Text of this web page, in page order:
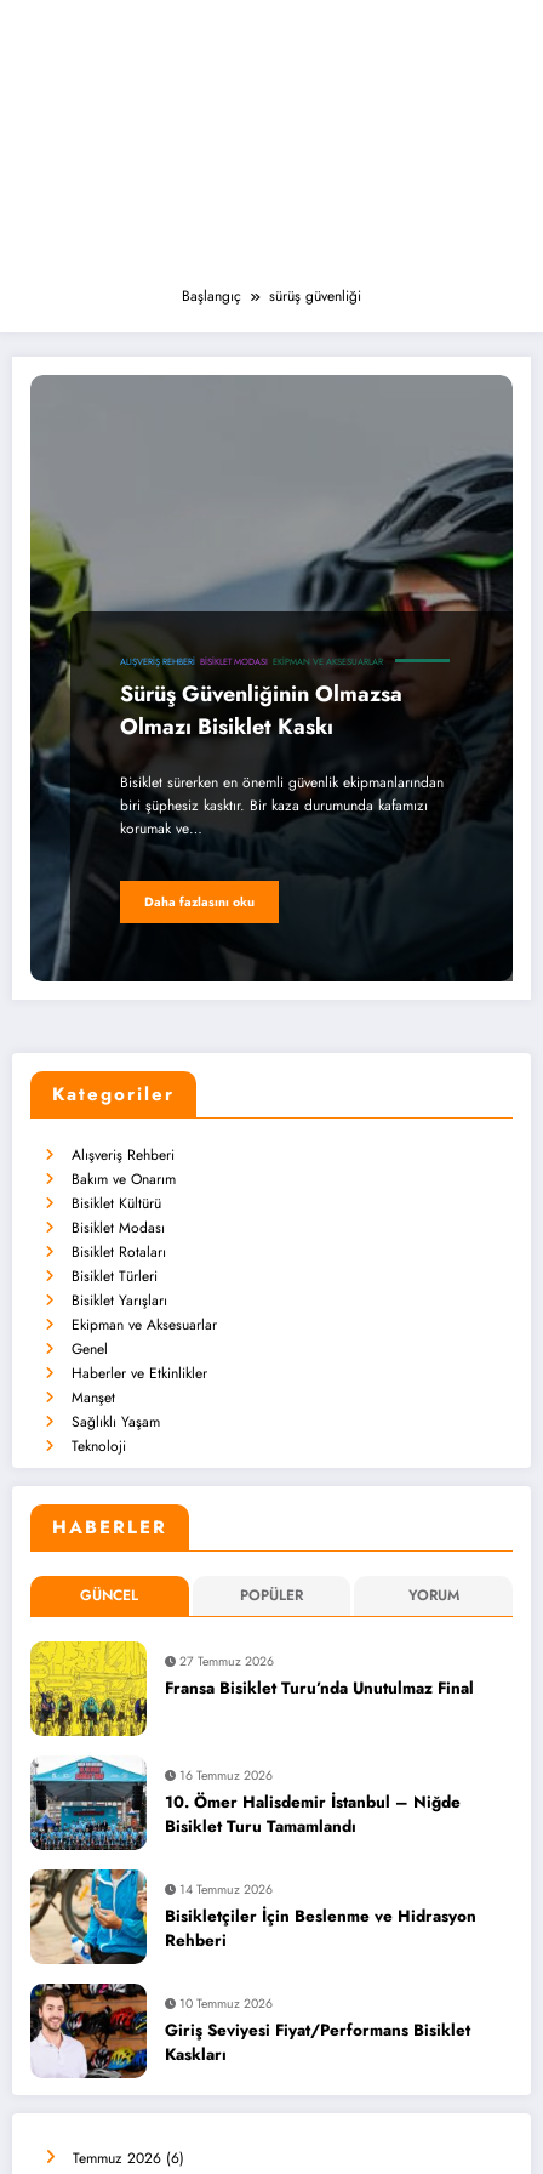
Başlangıç sürüş güvenliği
ALIŞVERIŞ REHBERI BISIKLET MODASI EKIPMAN VE AKSESUARLAR
Sürüş Güvenliğinin Olmazsa
Olmazı Bisiklet Kaskı
Bisiklet sürerken en önemli güvenlik ekipmanlarından
biri şüphesiz kasktır. Bir kaza durumunda kafamızı
korumak ve…
Daha fazlasını oku
Kategoriler
Alışveriş Rehberi
Bakım ve Onarım
Bisiklet Kültürü
Bisiklet Modası
Bisiklet Rotaları
Bisiklet Türleri
Bisiklet Yarışları
Ekipman ve Aksesuarlar
Genel
Haberler ve Etkinlikler
Manşet
Sağlıklı Yaşam
Teknoloji
HABERLER
GÜNCEL POPÜLER YORUM
27 Temmuz 2026
Fransa Bisiklet Turu’nda Unutulmaz Final
16 Temmuz 2026
10. Ömer Halisdemir İstanbul – Niğde
Bisiklet Turu Tamamlandı
14 Temmuz 2026
Bisikletçiler İçin Beslenme ve Hidrasyon
Rehberi
10 Temmuz 2026
Giriş Seviyesi Fiyat/Performans Bisiklet
Kaskları
Temmuz 2026 (6)